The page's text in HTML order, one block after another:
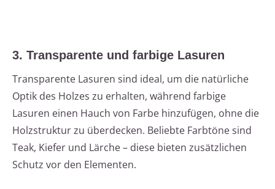
3. Transparente und farbige Lasuren
Transparente Lasuren sind ideal, um die natürliche
Optik des Holzes zu erhalten, während farbige
Lasuren einen Hauch von Farbe hinzufügen, ohne die
Holzstruktur zu überdecken. Beliebte Farbtöne sind
Teak, Kiefer und Lärche – diese bieten zusätzlichen
Schutz vor den Elementen.